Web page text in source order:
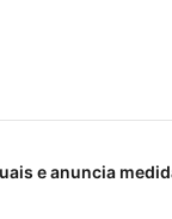
e anuncia